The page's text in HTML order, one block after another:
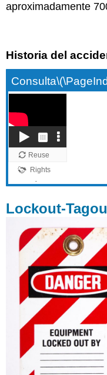
aproximadamente
Historia del
Consulta
Lockout-